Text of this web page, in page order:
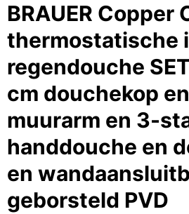
BRAUER Copper
thermostatische
regendouche
cm douchekop
muurarm en 3-
handdouche en
en
geborsteld PVD